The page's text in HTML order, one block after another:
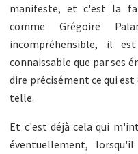
manifeste, et c'est la
comme Grégoire
incompréhensible, il
connaissable que par ses
dire précisément ce qui
telle.
Et c'est déjà cela qui
éventuellement,